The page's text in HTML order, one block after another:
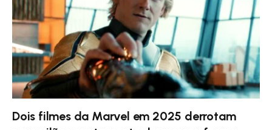
Dois filmes da Marvel em 2025 derrotam